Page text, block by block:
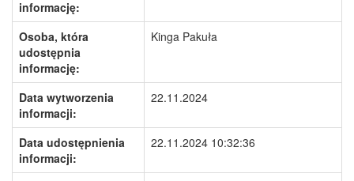
informację:
Osoba, która
udostępnia
informację:
Kinga Pakuła
Data wytworzenia
informacji:
22.11.2024
Data udostępnienia
informacji:
22.11.2024 10:32:36